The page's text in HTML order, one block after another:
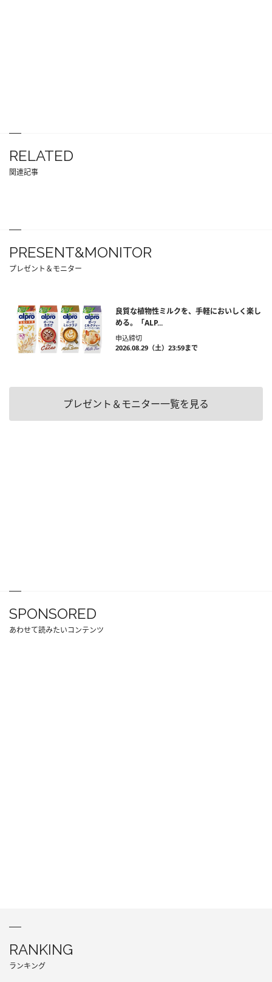
RELATED
関連記事
PRESENT&MONITOR
プレゼント＆モニター
良質な植物性ミルクを、手軽においしく楽し
める。「ALP...
申込締切
2026.08.29（土）23:59まで
プレゼント＆モニター一覧を見る
SPONSORED
あわせて読みたいコンテンツ
RANKING
ランキング